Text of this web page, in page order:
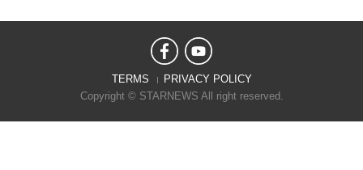
TERMS
PRIVACY POLICY
Copyright © STARNEWS All right reserved.